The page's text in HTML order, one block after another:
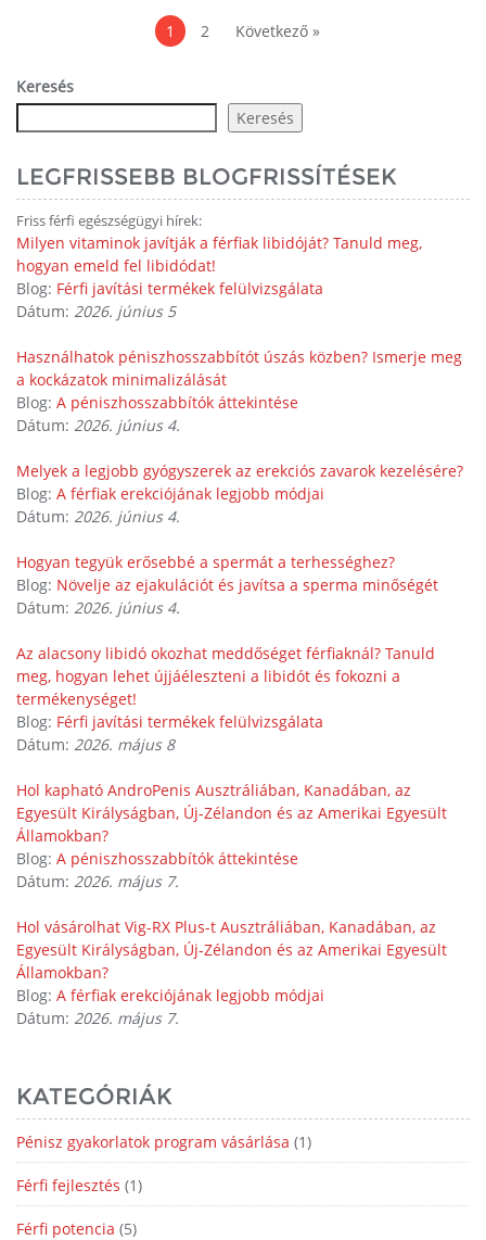
Pagination 1 2 Következő »
Keresés
Keresés
LEGFRISSEBB BLOGFRISSÍTÉSEK
Friss férfi egészségügyi hírek:
Milyen vitaminok javítják a férfiak libidóját? Tanuld meg,
hogyan emeld fel libidódat!
Blog: Férfi javítási termékek felülvizsgálata
Dátum: 2026. június 5
Használhatok péniszhosszabbítót úszás közben? Ismerje meg
a kockázatok minimalizálását
Blog: A péniszhosszabbítók áttekintése
Dátum: 2026. június 4.
Melyek a legjobb gyógyszerek az erekciós zavarok kezelésére?
Blog: A férfiak erekciójának legjobb módjai
Dátum: 2026. június 4.
Hogyan tegyük erősebbé a spermát a terhességhez?
Blog: Növelje az ejakulációt és javítsa a sperma minőségét
Dátum: 2026. június 4.
Az alacsony libidó okozhat meddőséget férfiaknál? Tanuld
meg, hogyan lehet újjáéleszteni a libidót és fokozni a
termékenységet!
Blog: Férfi javítási termékek felülvizsgálata
Dátum: 2026. május 8
Hol kapható AndroPenis Ausztráliában, Kanadában, az
Egyesült Királyságban, Új-Zélandon és az Amerikai Egyesült
Államokban?
Blog: A péniszhosszabbítók áttekintése
Dátum: 2026. május 7.
Hol vásárolhat Vig-RX Plus-t Ausztráliában, Kanadában, az
Egyesült Királyságban, Új-Zélandon és az Amerikai Egyesült
Államokban?
Blog: A férfiak erekciójának legjobb módjai
Dátum: 2026. május 7.
KATEGÓRIÁK
Pénisz gyakorlatok program vásárlása (1)
Férfi fejlesztés (1)
Férfi potencia (5)